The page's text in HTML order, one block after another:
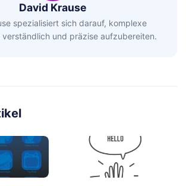
David Krause
spezialisiert sich darauf, komplexe
verständlich und präzise aufzubereiten.